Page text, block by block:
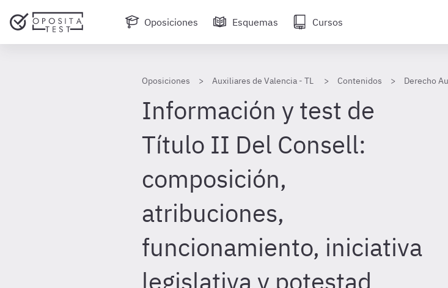
Oposiciones Esquemas Cursos
Oposiciones Auxiliares de Valencia - TL Contenidos Derecho
Información y test de
Título II Del Consell:
composición,
atribuciones,
funcionamiento, iniciativa
legislativa y potestad